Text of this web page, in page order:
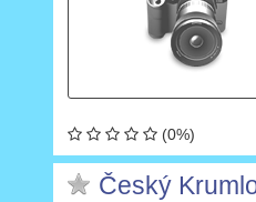
(0%)
Český